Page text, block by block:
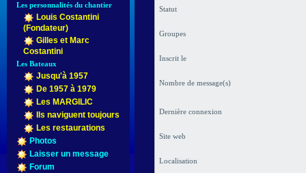
Les personnalités du chantier
Louis Costantini
(Fondateur)
Gilles et Marc
Costantini
Les Bateaux
Jusqu'à 1957
De 1957 à 1979
Les MARGILIC
Ils naviguent toujours
Les restaurations
Photos
Laisser un message
Forum
Statut
Groupes
Inscrit le
Nombre de message(s)
Dernière connexion
Site web
Localisation